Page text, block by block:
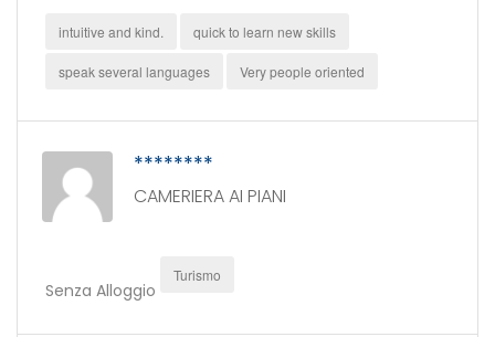
intuitive and kind. quick to learn new skills
speak several languages Very people oriented
********
CAMERIERA AI PIANI
Senza Alloggio
Turismo